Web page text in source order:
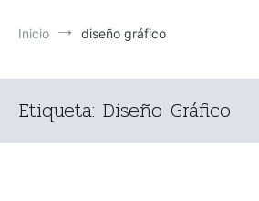
Inicio diseño gráfico
Etiqueta: Diseño Gráfico